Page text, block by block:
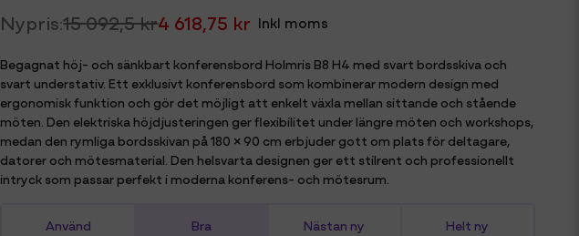
15 092,5 kr4 618,75 kr Inkl moms
Begagnat höj- och sänkbart konferensbord Holmris B8 H4 med svart bordsskiva och
svart understativ. Ett exklusivt konferensbord som kombinerar modern design med
ergonomisk funktion och gör det möjligt att enkelt växla mellan sittande och stående
möten. Den elektriska höjdjusteringen ger flexibilitet under längre möten och workshops,
medan den rymliga bordsskivan på 180 × 90 cm erbjuder gott om plats för deltagare,
datorer och mötesmaterial. Den helsvarta designen ger ett stilrent och professionellt
intryck som passar perfekt i moderna konferens- och mötesrum.
Använd Bra Nästan ny Helt ny